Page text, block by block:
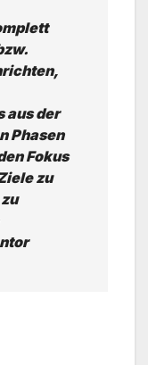
aus der
Phasen
Fokus
zu